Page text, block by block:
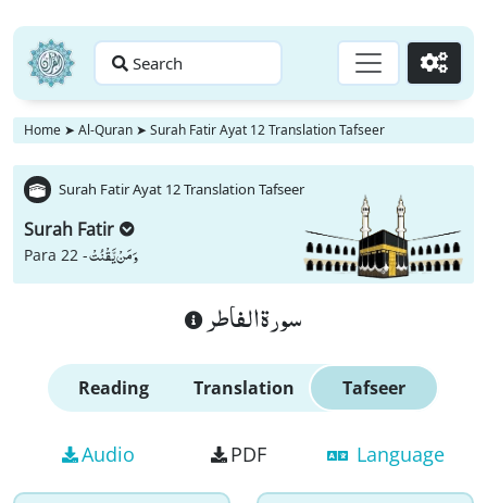
Search Go
Home ➤ Al-Quran ➤ Surah Fatir Ayat 12 Translation Tafseer
Surah Fatir Ayat 12 Translation Tafseer
Surah Fatir
Para 22 -وَ مَنْ یَّقْنُتْ
سورة الفاطر
Reading Translation Tafseer
Audio PDF Language